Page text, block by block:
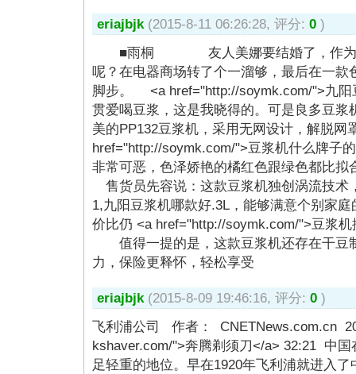
eriajbjk (2015-8-11 06:26:28, 评分: 0 )
■雨桐 友人美娜要结婚了，作为好
呢？在电器商场转了个一溜够，最后在一款
脚步。 <a href="http://soymk.com/">九
贯爱喝豆浆，这是我晓得的。可是良多豆浆
美的PP132豆浆机，采用无网设计，解脱网
href="http://soymk.com/">豆浆机什么牌子
非常可恶，色泽娇艳的橘红色跟绿色都比
售货员先容说：这款豆浆机独创涡流技术
1,九阳豆浆机哪款好.3L，能够满意个别家
价比仍 <a href="http://soymk.com/">豆浆
值得一提的是，这款豆浆机还存在干豆
力，保险更释怀，轻松享受
eriajbjk (2015-8-09 19:46:16, 评分: 0 )
飞利浦公司 作者： CNETNews.com.cn
kshaver.com/">奔腾剃须刀</a> 32:21 中
足轻重的地位。早在1920年飞利浦就进入